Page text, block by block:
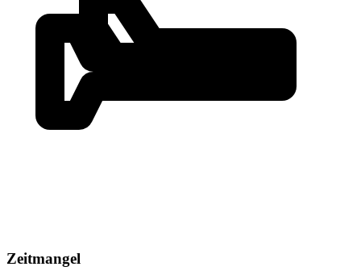
Zeitmangel